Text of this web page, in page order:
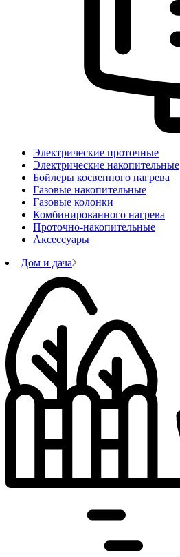
Электрические проточные
Электрические накопительные
Бойлеры косвенного нагрева
Газовые накопительные
Газовые колонки
Комбинированного нагрева
Проточно-накопительные
Аксессуары
Дом и дача